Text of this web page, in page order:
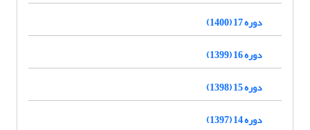
دوره 17 (1400)
دوره 16 (1399)
دوره 15 (1398)
دوره 14 (1397)